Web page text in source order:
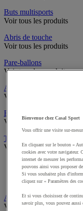
Buts multisports
Voir tous les produits
Abris de touche
Voir tous les produits
Pare-ballons
Voir tous les produits
Accès infrastructures
Voir tous les produits
Brosses à chaussures
Voir tous les produits
Traçage et délimitation de
Voir tous les produits
Délimitation de
Peintures pour
Traçeuses pour
Aires de jeux exterieur
Voir tous les produits
Bienvenue chez Casal Sport
Vous offrir une visite sur-
En cliquant sur le bouton «
cookies avec votre navigateur.
internet de mesurer les
pouvons ainsi vous proposer
Si vous souhaitez plus
cliquez sur « Paramètres des
Et si vous choisissez de
savoir plus, vous pouvez aussi